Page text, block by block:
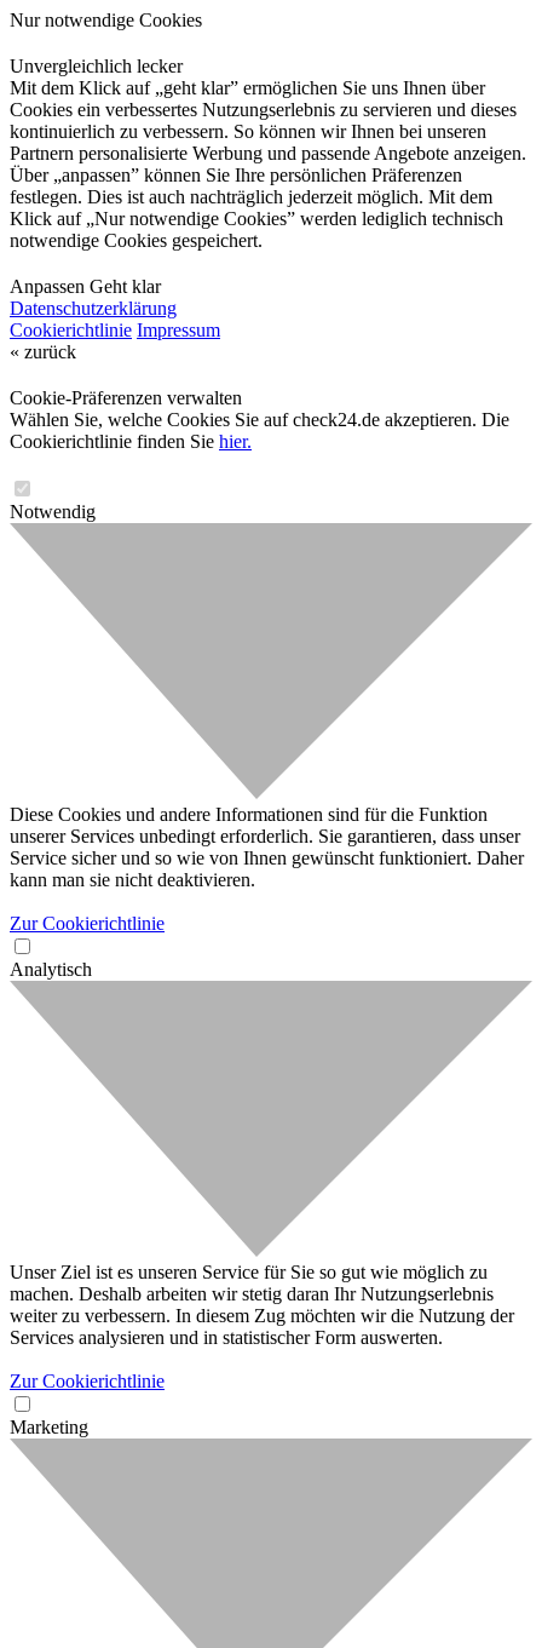
Nur notwendige Cookies
Unvergleichlich lecker
Mit dem Klick auf „geht klar” ermöglichen Sie uns Ihnen über
Cookies ein verbessertes Nutzungserlebnis zu servieren und dieses
kontinuierlich zu verbessern. So können wir Ihnen bei unseren
Partnern personalisierte Werbung und passende Angebote anzeigen.
Über „anpassen” können Sie Ihre persönlichen Präferenzen
festlegen. Dies ist auch nachträglich jederzeit möglich. Mit dem
Klick auf „Nur notwendige Cookies” werden lediglich technisch
notwendige Cookies gespeichert.
Anpassen Geht klar
Datenschutzerklärung
Cookierichtlinie Impressum
« zurück
Cookie-Präferenzen verwalten
Wählen Sie, welche Cookies Sie auf check24.de akzeptieren. Die
Cookierichtlinie finden Sie hier.
Notwendig
Diese Cookies und andere Informationen sind für die Funktion
unserer Services unbedingt erforderlich. Sie garantieren, dass unser
Service sicher und so wie von Ihnen gewünscht funktioniert. Daher
kann man sie nicht deaktivieren.
Zur Cookierichtlinie
Analytisch
Unser Ziel ist es unseren Service für Sie so gut wie möglich zu
machen. Deshalb arbeiten wir stetig daran Ihr Nutzungserlebnis
weiter zu verbessern. In diesem Zug möchten wir die Nutzung der
Services analysieren und in statistischer Form auswerten.
Zur Cookierichtlinie
Marketing